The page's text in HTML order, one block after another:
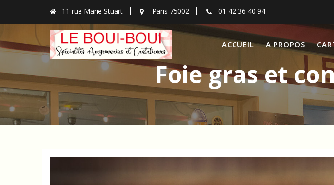
11 rue Marie Stuart Paris 75002 01 42 36 40 94
ACCUEIL A PROPOS
Foie gras et